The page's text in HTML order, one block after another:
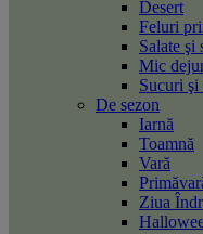
Desert
Feluri
Salate şi
Mic
Sucuri
De sezon
Iarnă
Toamnă
Vară
Ziua